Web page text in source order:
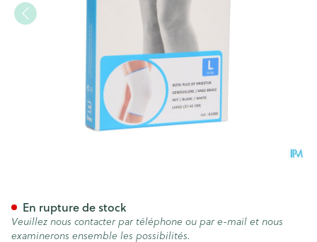
En rupture de stock
Veuillez nous contacter par téléphone ou par e-mail et nous
examinerons ensemble les possibilités.